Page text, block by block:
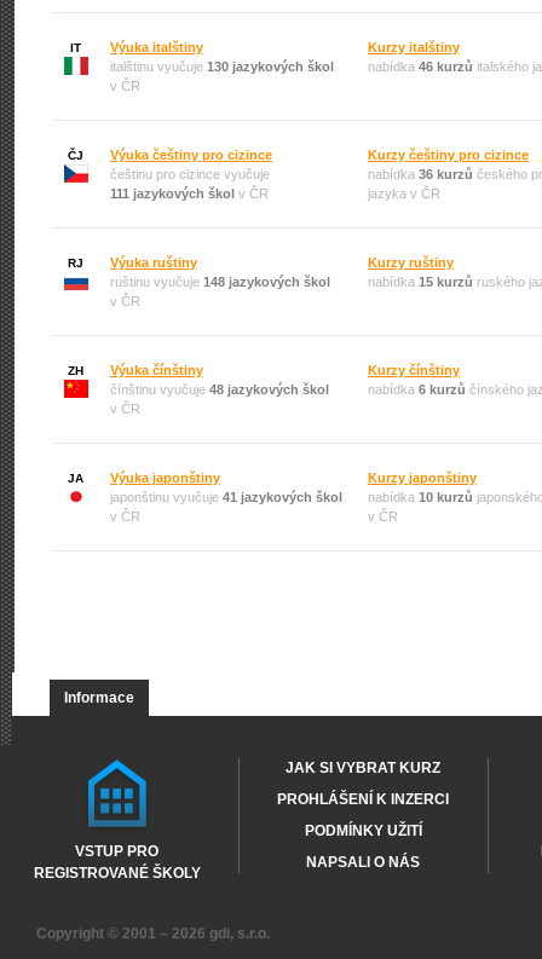
IT
Výuka italštiny
italštinu vyučuje 130 jazykových škol
v ČR
Kurzy italštiny
nabídka 46 kurzů italského
ČJ
Výuka češtiny pro cizince
češtinu pro cizince vyučuje
111 jazykových škol v ČR
Kurzy češtiny pro cizince
nabídka 36 kurzů českého
jazyka v ČR
RJ
Výuka ruštiny
ruštinu vyučuje 148 jazykových škol
v ČR
Kurzy ruštiny
nabídka 15 kurzů ruského
ZH
Výuka čínštiny
čínštinu vyučuje 48 jazykových škol
v ČR
Kurzy čínštiny
nabídka 6 kurzů čínského
JA
Výuka japonštiny
japonštinu vyučuje 41 jazykových škol
v ČR
Kurzy japonštiny
nabídka 10 kurzů
v ČR
Informace
VSTUP PRO
REGISTROVANÉ ŠKOLY
JAK SI VYBRAT KURZ
PROHLÁŠENÍ K INZERCI
PODMÍNKY UŽITÍ
NAPSALI O NÁS
Copyright © 2001 – 2026 gdi, s.r.o.